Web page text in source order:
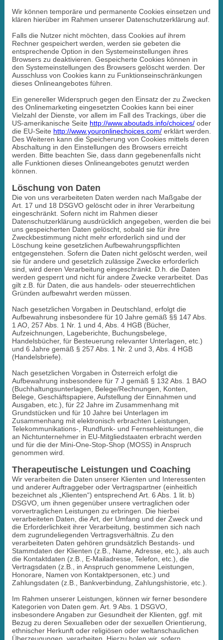
Wir können temporäre und permanente Cookies einsetzen und
klären hierüber im Rahmen unserer Datenschutzerklärung auf.
Falls die Nutzer nicht möchten, dass Cookies auf ihrem
Rechner gespeichert werden, werden sie gebeten die
entsprechende Option in den Systemeinstellungen ihres
Browsers zu deaktivieren. Gespeicherte Cookies können in
den Systemeinstellungen des Browsers gelöscht werden. Der
Ausschluss von Cookies kann zu Funktionseinschränkungen
dieses Onlineangebotes führen.
Ein genereller Widerspruch gegen den Einsatz der zu Zwecken
des Onlinemarketing eingesetzten Cookies kann bei einer
Vielzahl der Dienste, vor allem im Fall des Trackings, über die
US-amerikanische Seite http://www.aboutads.info/choices/oder
die EU-Seite http://www.youronlinechoices.com/erklärt werden.
Des Weiteren kann die Speicherung von Cookies mittels deren
Abschaltung in den Einstellungen des Browsers erreicht
werden. Bitte beachten Sie, dass dann gegebenenfalls nicht
alle Funktionen dieses Onlineangebotes genutzt werden
können.
Löschung von Daten
Die von uns verarbeiteten Daten werden nach Maßgabe der
Art. 17 und 18 DSGVO gelöscht oder in ihrer Verarbeitung
eingeschränkt. Sofern nicht im Rahmen dieser
Datenschutzerklärung ausdrücklich angegeben, werden die bei
uns gespeicherten Daten gelöscht, sobald sie für ihre
Zweckbestimmung nicht mehr erforderlich sind und der
Löschung keine gesetzlichen Aufbewahrungspflichten
entgegenstehen. Sofern die Daten nicht gelöscht werden, weil
sie für andere und gesetzlich zulässige Zwecke erforderlich
sind, wird deren Verarbeitung eingeschränkt. D.h. die Daten
werden gesperrt und nicht für andere Zwecke verarbeitet. Das
gilt z.B. für Daten, die aus handels- oder steuerrechtlichen
Gründen aufbewahrt werden müssen.
Nach gesetzlichen Vorgaben in Deutschland, erfolgt die
Aufbewahrung insbesondere für 10 Jahre gemäß §§ 147 Abs.
1 AO, 257 Abs. 1 Nr. 1 und 4, Abs. 4 HGB (Bücher,
Aufzeichnungen, Lageberichte, Buchungsbelege,
Handelsbücher, für Besteuerung relevanter Unterlagen, etc.)
und 6 Jahre gemäß § 257 Abs. 1 Nr. 2 und 3, Abs. 4 HGB
(Handelsbriefe).
Nach gesetzlichen Vorgaben in Österreich erfolgt die
Aufbewahrung insbesondere für 7 J gemäß § 132 Abs. 1 BAO
(Buchhaltungsunterlagen, Belege/Rechnungen, Konten,
Belege, Geschäftspapiere, Aufstellung der Einnahmen und
Ausgaben, etc.), für 22 Jahre im Zusammenhang mit
Grundstücken und für 10 Jahre bei Unterlagen im
Zusammenhang mit elektronisch erbrachten Leistungen,
Telekommunikations-, Rundfunk- und Fernsehleistungen, die
an Nichtunternehmer in EU-Mitgliedstaaten erbracht werden
und für die der Mini-One-Stop-Shop (MOSS) in Anspruch
genommen wird.
Therapeutische Leistungen und Coaching
Wir verarbeiten die Daten unserer Klienten und Interessenten
und anderer Auftraggeber oder Vertragspartner (einheitlich
bezeichnet als „Klienten“) entsprechend Art. 6 Abs. 1 lit. b)
DSGVO, um ihnen gegenüber unsere vertraglichen oder
vorvertraglichen Leistungen zu erbringen. Die hierbei
verarbeiteten Daten, die Art, der Umfang und der Zweck und
die Erforderlichkeit ihrer Verarbeitung, bestimmen sich nach
dem zugrundeliegenden Vertragsverhältnis. Zu den
verarbeiteten Daten gehören grundsätzlich Bestands- und
Stammdaten der Klienten (z.B., Name, Adresse, etc.), als auch
die Kontaktdaten (z.B., E-Mailadresse, Telefon, etc.), die
Vertragsdaten (z.B., in Anspruch genommene Leistungen,
Honorare, Namen von Kontaktpersonen, etc.) und
Zahlungsdaten (z.B., Bankverbindung, Zahlungshistorie, etc.).
Im Rahmen unserer Leistungen, können wir ferner besondere
Kategorien von Daten gem. Art. 9 Abs. 1 DSGVO,
insbesondere Angaben zur Gesundheit der Klienten, ggf. mit
Bezug zu deren Sexualleben oder der sexuellen Orientierung,
ethnischer Herkunft oder religiösen oder weltanschaulichen
Überzeugungen, verarbeiten. Hierzu holen wir, sofern